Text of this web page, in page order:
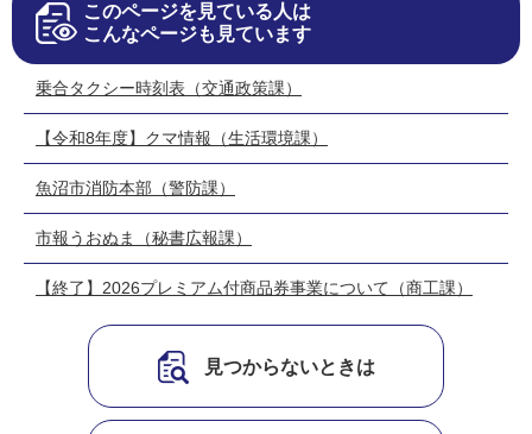
このページを見ている人は
こんなページも見ています
乗合タクシー時刻表（交通政策課）
【令和8年度】クマ情報（生活環境課）
魚沼市消防本部（警防課）
市報うおぬま（秘書広報課）
【終了】2026プレミアム付商品券事業について（商工課）
見つからないときは